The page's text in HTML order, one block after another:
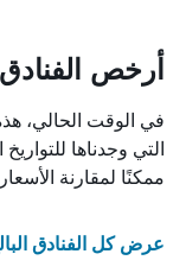
المخطط
1
Y
الذي
يعرض
متوسط
غرفة
في
محور
الذي
يعرض
عدد
الأيام
الإقامة
يتضمن
أرخص
في الوقت الحالي،
التي وجدناها
ممكنًا لمقارنة
عرض كل الفنادق البالغ